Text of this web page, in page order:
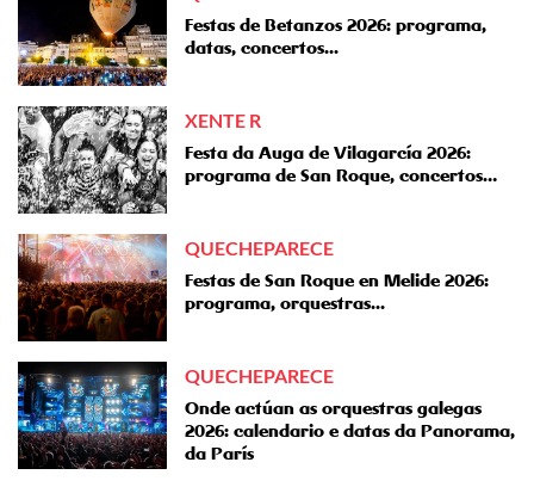
Festas de Betanzos 2026: programa,
datas, concertos...
XENTE R
Festa da Auga de Vilagarcía 2026:
programa de San Roque, concertos…
QUECHEPARECE
Festas de San Roque en Melide 2026:
programa, orquestras...
QUECHEPARECE
Onde actúan as orquestras galegas
2026: calendario e datas da Panorama,
da París